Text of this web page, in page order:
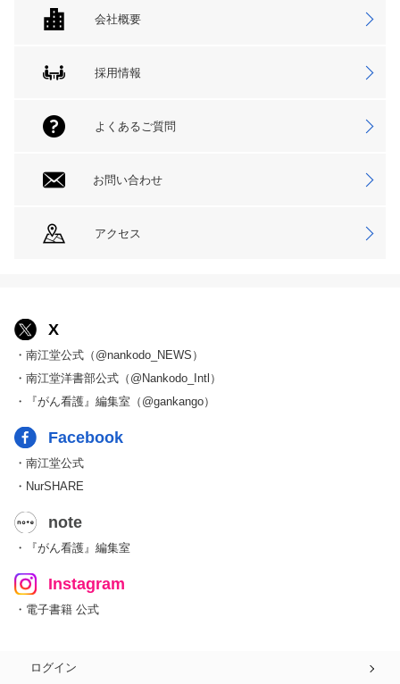
会社概要
採用情報
よくあるご質問
お問い合わせ
アクセス
X
・南江堂公式（@nankodo_NEWS）
・南江堂洋書部公式（@Nankodo_Intl）
・『がん看護』編集室（@gankango）
Facebook
・南江堂公式
・NurSHARE
note
・『がん看護』編集室
Instagram
・電子書籍 公式
ログイン